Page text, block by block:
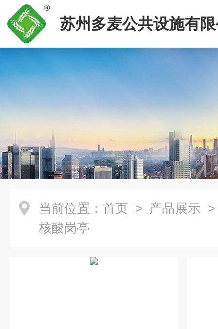
苏州多麦公共设施有
当前位置： 首页 > 产品展示
核酸岗亭